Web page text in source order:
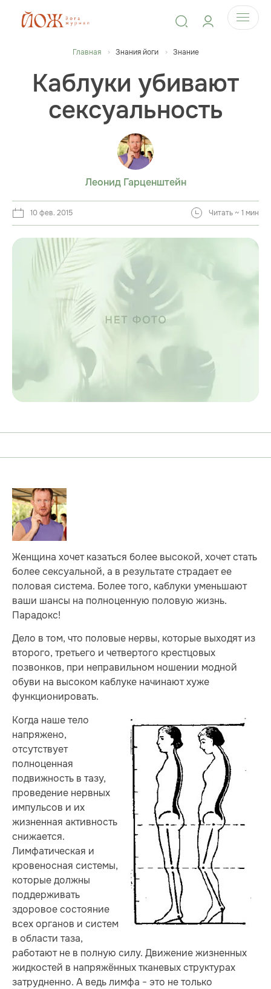
Главная Знания йоги Знание
Каблуки убивают
сексуальность
Леонид Гарценштейн
10 фев. 2015 Читать ~ 1 мин
Женщина хочет казаться более высокой, хочет стать
более сексуальной, а в результате страдает ее
половая система. Более того, каблуки уменьшают
ваши шансы на полноценную половую жизнь.
Парадокс!
Дело в том, что половые нервы, которые выходят из
второго, третьего и четвертого крестцовых
позвонков, при неправильном ношении модной
обуви на высоком каблуке начинают хуже
функционировать.
Когда наше тело
напряжено,
отсутствует
полноценная
подвижность в тазу,
проведение нервных
импульсов и их
жизненная активность
снижается.
Лимфатическая и
кровеносная системы,
которые должны
поддерживать
здоровое состояние
всех органов и систем
в области таза,
работают не в полную силу. Движение жизненных
жидкостей в напряжённых тканевых структурах
затрудненно. А ведь лимфа − это не только